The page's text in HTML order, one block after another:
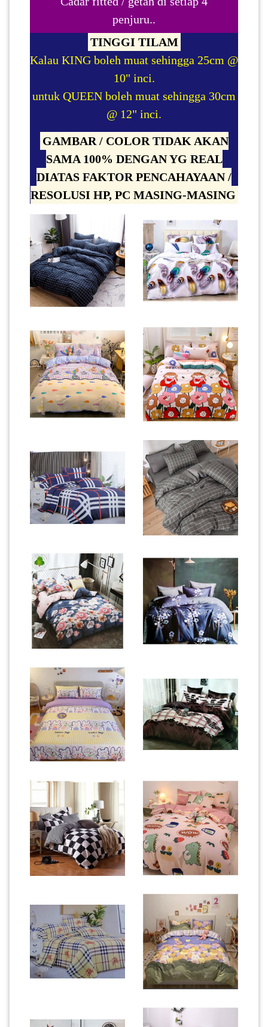
penjuru..
TINGGI TILAM
Kalau KING boleh muat sehingga 25cm @
10" inci.
untuk QUEEN boleh muat sehingga 30cm
@ 12" inci.
GAMBAR / COLOR TIDAK AKAN
SAMA 100% DENGAN YG REAL
DIATAS FAKTOR PENCAHAYAAN /
RESOLUSI HP, PC MASING-MASING
SARAWAK(2)
JOHOR(8)
MELAKA(53)
PENANG(2)
PERLIS(6)
KUALA
LUMPUR(16)
LABUAN(2)
MALAYSIA(82)
SINGAPORE(0)
BRUNEI(0)